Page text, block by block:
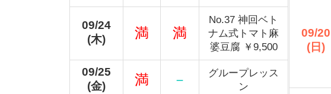
09/24
(木)
満 満
No.37 神回ベト
ナム式トマト麻
婆豆腐 ￥9,500
09/25
(金)
満 －
グループレッス
ン
09/20
(日)